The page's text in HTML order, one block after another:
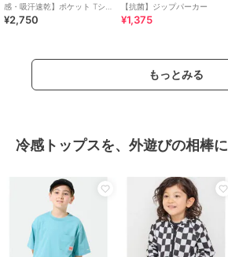
感・吸汗速乾】ポケット Tシャ
ツ 120cm～170cm
¥2,750
【抗菌】ジップパーカー
¥1,375
もっとみる
冷感トップスを、外遊びの相棒に